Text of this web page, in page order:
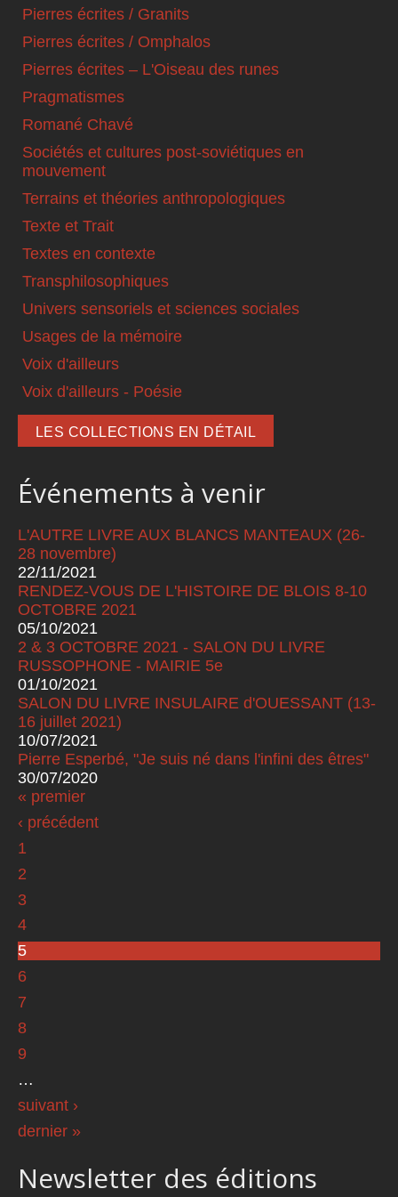
Pierres écrites / Granits
Pierres écrites / Omphalos
Pierres écrites – L'Oiseau des runes
Pragmatismes
Romané Chavé
Sociétés et cultures post-soviétiques en
mouvement
Terrains et théories anthropologiques
Texte et Trait
Textes en contexte
Transphilosophiques
Univers sensoriels et sciences sociales
Usages de la mémoire
Voix d'ailleurs
Voix d'ailleurs - Poésie
LES COLLECTIONS EN DÉTAIL
Événements à venir
L'AUTRE LIVRE AUX BLANCS MANTEAUX (26-
28 novembre)
22/11/2021
RENDEZ-VOUS DE L'HISTOIRE DE BLOIS 8-10
OCTOBRE 2021
05/10/2021
2 & 3 OCTOBRE 2021 - SALON DU LIVRE
RUSSOPHONE - MAIRIE 5e
01/10/2021
SALON DU LIVRE INSULAIRE d'OUESSANT (13-
16 juillet 2021)
10/07/2021
Pierre Esperbé, "Je suis né dans l'infini des êtres"
30/07/2020
Pages
« premier
‹ précédent
1
2
3
4
5
6
7
8
9
…
suivant ›
dernier »
Newsletter des éditions